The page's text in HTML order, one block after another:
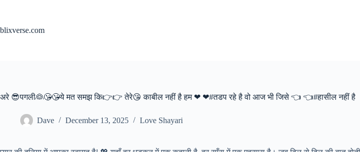
blixverse.com
अरे 😎पगली👰😘😘ये मत समझ कि👉👉 तेरे😘 काबील नहीं है हम ❤ ❤#तडप रहे है वो आज भी जिसे 👈 👈#हासील नहीं है
Dave December 13, 2025 Love Shayari